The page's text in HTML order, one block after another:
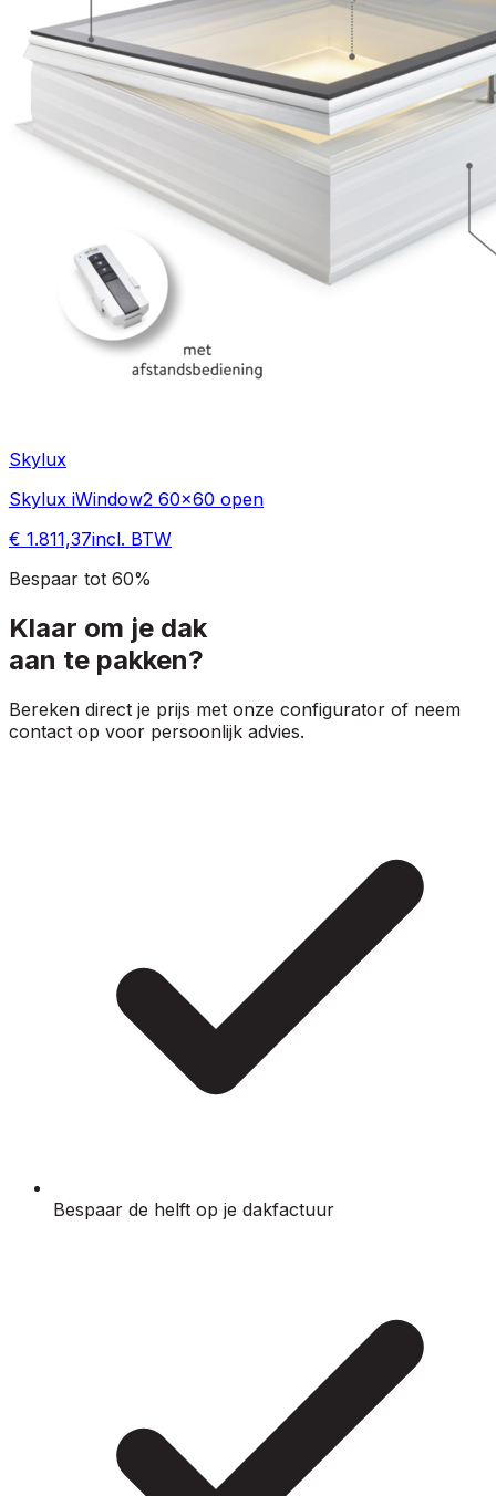
Skylux
Skylux iWindow2 60x60 open
€ 1.811,37incl. BTW
Bespaar tot 60%
Klaar om je dak
aan te pakken?
Bereken direct je prijs met onze configurator of neem
contact op voor persoonlijk advies.
Bespaar de helft op je dakfactuur